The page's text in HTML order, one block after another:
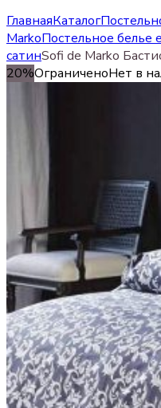
ГлавнаяКаталог
MarkoПостельное белье
сатинSofi de Marko
20%ОграниченоНет в